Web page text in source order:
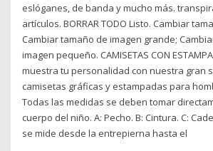
eslóganes, de banda y mucho más.
artículos. BORRAR TODO Listo. Cambiar
Cambiar tamaño de imagen grande;
imagen pequeño. CAMISETAS CON
muestra tu personalidad con nuestra gran
camisetas gráficas y estampadas para
Todas las medidas se deben tomar
cuerpo del niño. A: Pecho. B: Cintura. C:
se mide desde la entrepierna hasta el